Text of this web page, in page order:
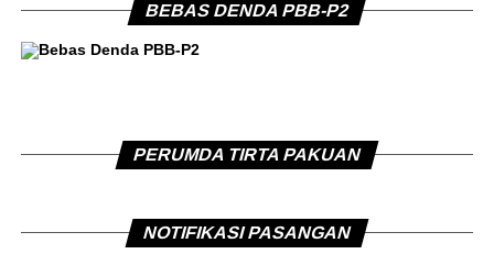
BEBAS DENDA PBB-P2
PERUMDA TIRTA PAKUAN
NOTIFIKASI PASANGAN